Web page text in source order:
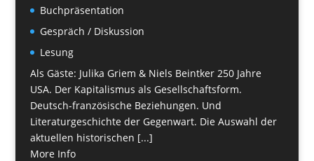
Buchpräsentation
Gespräch / Diskussion
Lesung
Als Gäste: Julika Griem & Niels Beintker 250 Jahre
USA. Der Kapitalismus als Gesellschaftsform.
Deutsch-französische Beziehungen. Und
Literaturgeschichte der Gegenwart. Die Auswahl der
aktuellen historischen [...]
More Info